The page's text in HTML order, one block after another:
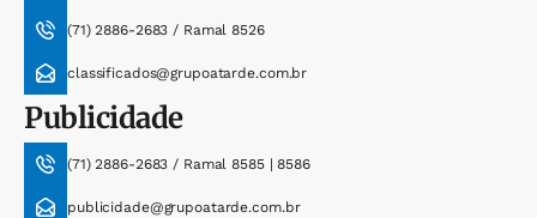
(71) 2886-2683 / Ramal 8526
classificados@grupoatarde.com.br
Publicidade
(71) 2886-2683 / Ramal 8585 | 8586
publicidade@grupoatarde.com.br